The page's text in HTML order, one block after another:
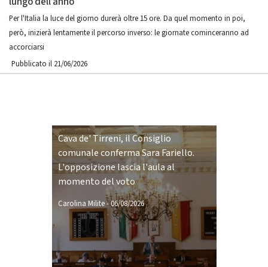
Per l'Italia la luce del giorno durerà oltre 15 ore. Da quel momento in poi,
però, inizierà lentamente il percorso inverso: le giornate cominceranno ad
accorciarsi
Pubblicato il 21/06/2026
Cava de' Tirreni, il Consiglio
comunale conferma Sara Fariello.
L'opposizione lascia l'aula al
momento del voto
Carolina Milite-06/08/2026